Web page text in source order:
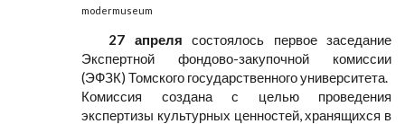
modermuseum
27 апреля состоялось первое заседание
Экспертной фондово-закупочной комиссии
(ЭФЗК) Томского государственного университета.
Комиссия создана с целью проведения
экспертизы культурных ценностей, хранящихся в